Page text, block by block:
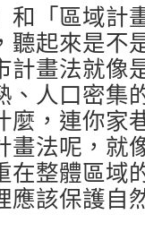
和「區域計
聽起來是不
計畫法就像
、人口密集
麼，連你家
畫法呢，就
在整體區域
應該保護自